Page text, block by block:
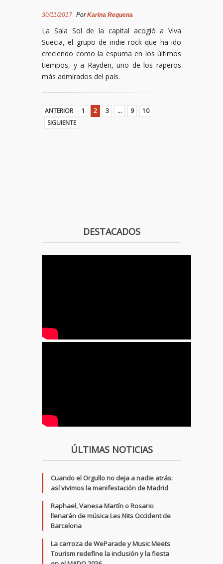
30/11/2017 PorKarina Requena
La Sala Sol de la capital acogió a Viva
Suecia, el grupo de indie rock que ha ido
creciendo como la espuma en los últimos
tiempos, y a Rayden, uno de los raperos
más admirados del país.
ANTERIOR 1 2 3 … 9
10
SIGUIENTE
DESTACADOS
ÚLTIMAS NOTICIAS
Cuando el Orgullo no deja a nadie atrás:
así vivimos la manifestación de Madrid
Raphael, Vanesa Martín o Rosario
llenarán de música Les Nits Occident de
Barcelona
La carroza de WeParade y Music Meets
Tourism redefine la inclusión y la fiesta